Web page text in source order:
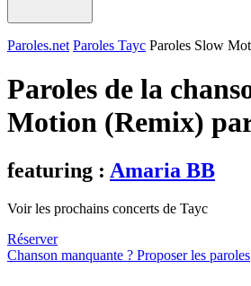
Paroles.net Paroles Tayc Paroles Slow
Paroles de la
Motion (Remix)
featuring : Amaria BB
Voir les prochains concerts de Tayc
Réserver
Chanson manquante ? Proposer les paroles